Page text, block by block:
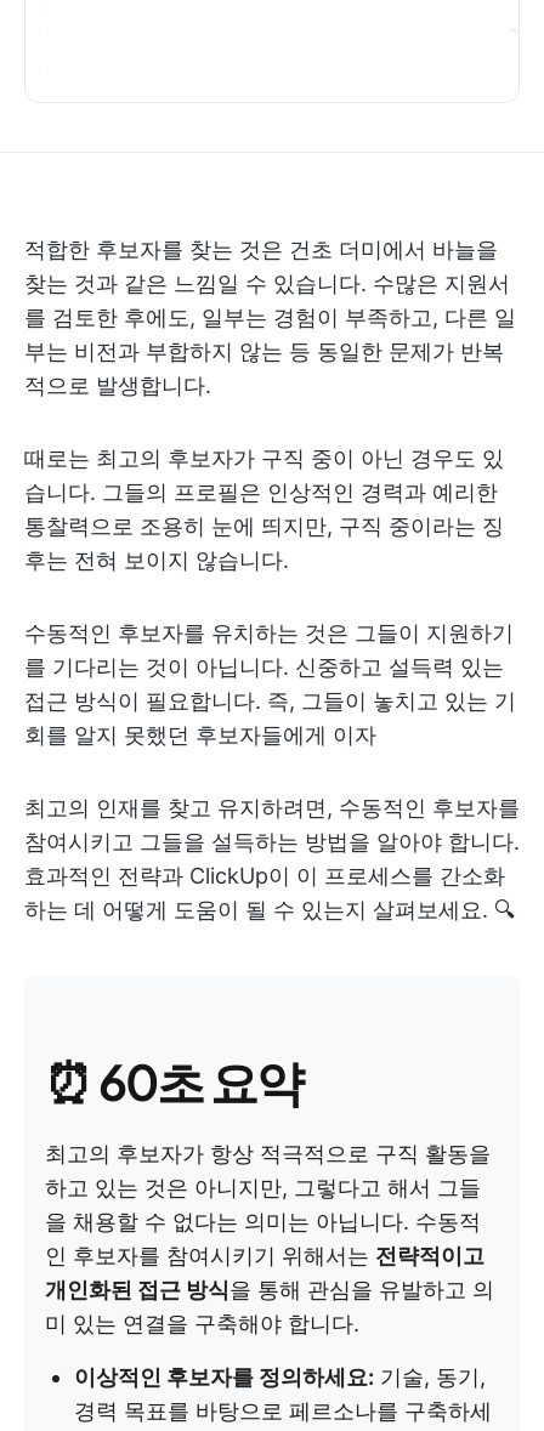
적합한 후보자를 찾는 것은 건초 더미에서 바늘을
찾는 것과 같은 느낌일 수 있습니다. 수많은 지원서
를 검토한 후에도, 일부는 경험이 부족하고, 다른 일
부는 비전과 부합하지 않는 등 동일한 문제가 반복
적으로 발생합니다.
때로는 최고의 후보자가 구직 중이 아닌 경우도 있
습니다. 그들의 프로필은 인상적인 경력과 예리한
통찰력으로 조용히 눈에 띄지만, 구직 중이라는 징
후는 전혀 보이지 않습니다.
수동적인 후보자를 유치하는 것은 그들이 지원하기
를 기다리는 것이 아닙니다. 신중하고 설득력 있는
접근 방식이 필요합니다. 즉, 그들이 놓치고 있는 기
회를 알지 못했던 후보자들에게 이자
최고의 인재를 찾고 유지하려면, 수동적인 후보자를
참여시키고 그들을 설득하는 방법을 알아야 합니다.
효과적인 전략과 ClickUp이 이 프로세스를 간소화
하는 데 어떻게 도움이 될 수 있는지 살펴보세요. 🔍
⏰ 60초 요약
최고의 후보자가 항상 적극적으로 구직 활동을
하고 있는 것은 아니지만, 그렇다고 해서 그들
을 채용할 수 없다는 의미는 아닙니다. 수동적
인 후보자를 참여시키기 위해서는 전략적이고
개인화된 접근 방식을 통해 관심을 유발하고 의
미 있는 연결을 구축해야 합니다.
이상적인 후보자를 정의하세요: 기술, 동기,
경력 목표를 바탕으로 페르소나를 구축하세